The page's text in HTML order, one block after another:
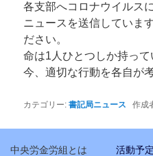
各支部へコロナウイルス
ニュースを送信していま
ださい。
命は1人ひとつしか持って
今、適切な行動を各自が
カテゴリー:書記局ニュース 作成
中央労金労組とは 活動予定